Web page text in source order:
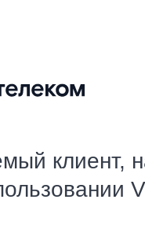
клиент,